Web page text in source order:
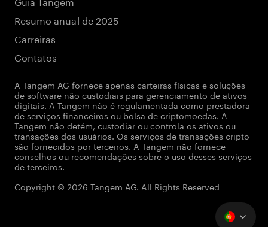
Resumo anual de 2025
Carreiras
Contatos
A Tangem AG fornece apenas carteiras físicas e soluções
de software não custodiais para gerenciamento de ativos
digitais. A Tangem não é regulamentada como prestadora
de serviços financeiros ou bolsa de criptomoedas. A
Tangem não detém, custodiar ou controla os ativos ou
transações dos usuários. Os serviços de transações cripto
são fornecidos por terceiros. A Tangem não fornece
conselhos ou recomendações sobre o uso desses serviços
de terceiros.